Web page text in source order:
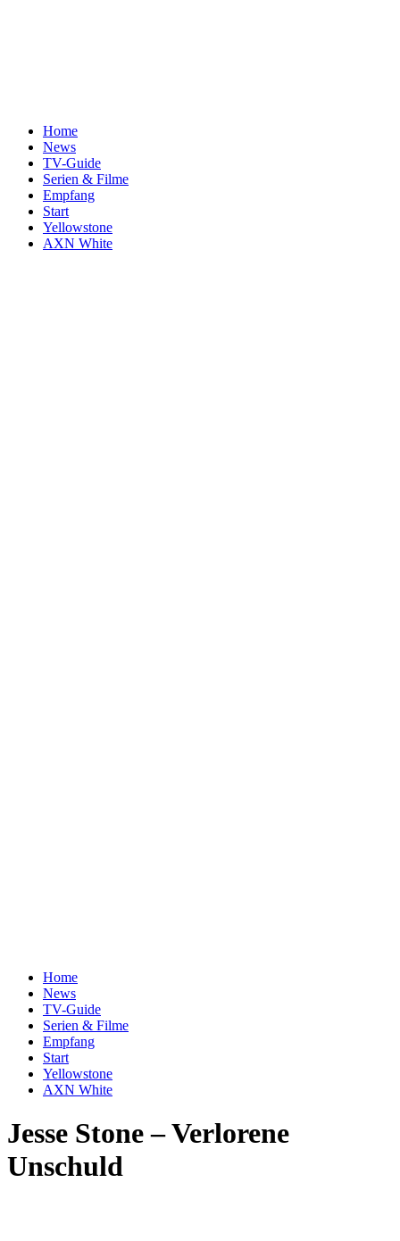
Home
News
TV-Guide
Serien & Filme
Empfang
Start
Yellowstone
AXN White
Home
News
TV-Guide
Serien & Filme
Empfang
Start
Yellowstone
AXN White
Jesse Stone – Verlorene
Unschuld